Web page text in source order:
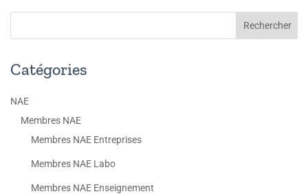
Catégories
NAE
Membres NAE
Membres NAE Entreprises
Membres NAE Labo
Membres NAE Enseignement